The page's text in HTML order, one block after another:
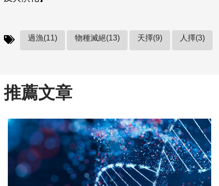
過漁(11) 物種滅絕(13) 天擇(9) 人擇(3)
推薦文章